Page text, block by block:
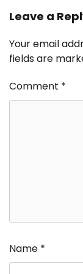
Leave a
Your email
fields are
Comment *
Name *